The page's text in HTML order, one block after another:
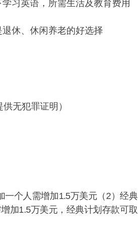
习英语，所需生活及教育费用
休、休闲养老的好选择
无犯罪证明）
一个人需增加1.5万美元（2）经典
加1.5万美元，经典计划存款可取